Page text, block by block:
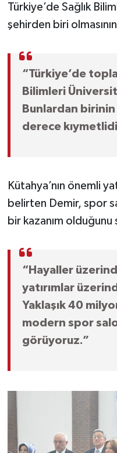
Türkiye’de Sağlık
şehirden biri
“Türkiye’de
Bilimleri
Bunlardan birinin
derece
Kütahya’nın önemli
belirten Demir, spor
bir kazanım
“Hayaller
yatırımlar
Yaklaşık 40
modern spor
görüyoruz.”